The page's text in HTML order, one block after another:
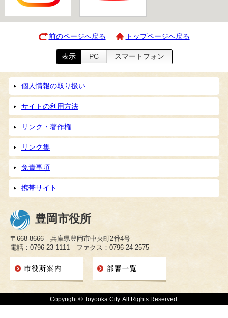
前のページへ戻る トップページへ戻る
表示 PC スマートフォン
個人情報の取り扱い
サイトの利用方法
リンク・著作権
リンク集
免責事項
携帯サイト
豊岡市役所
〒668-8666 兵庫県豊岡市中央町2番4号
電話：0796-23-1111 ファクス：0796-24-2575
Copyright © Toyooka City. All Rights Reserved.